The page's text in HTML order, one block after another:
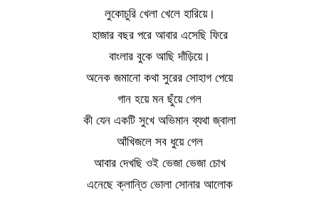
লুকোচুরি খেলা খেলে হারিয়ে।
হাজার বছর পরে আবার এসেছি ফিরে
বাংলার বুকে আছি দাঁড়িয়ে।
অনেক জমানো কথা সুরের সোহাগ পেয়ে
গান হয়ে মন ছুঁয়ে গেল
কী যেন একটি সুখে অভিমান ব্যথা জ্বালা
আঁখিজলে সব ধুয়ে গেল
আবার দেখছি ওই ভেজা ভেজা চোখ
এনেছে ক্লান্তি ভোলা সোনার আলোক